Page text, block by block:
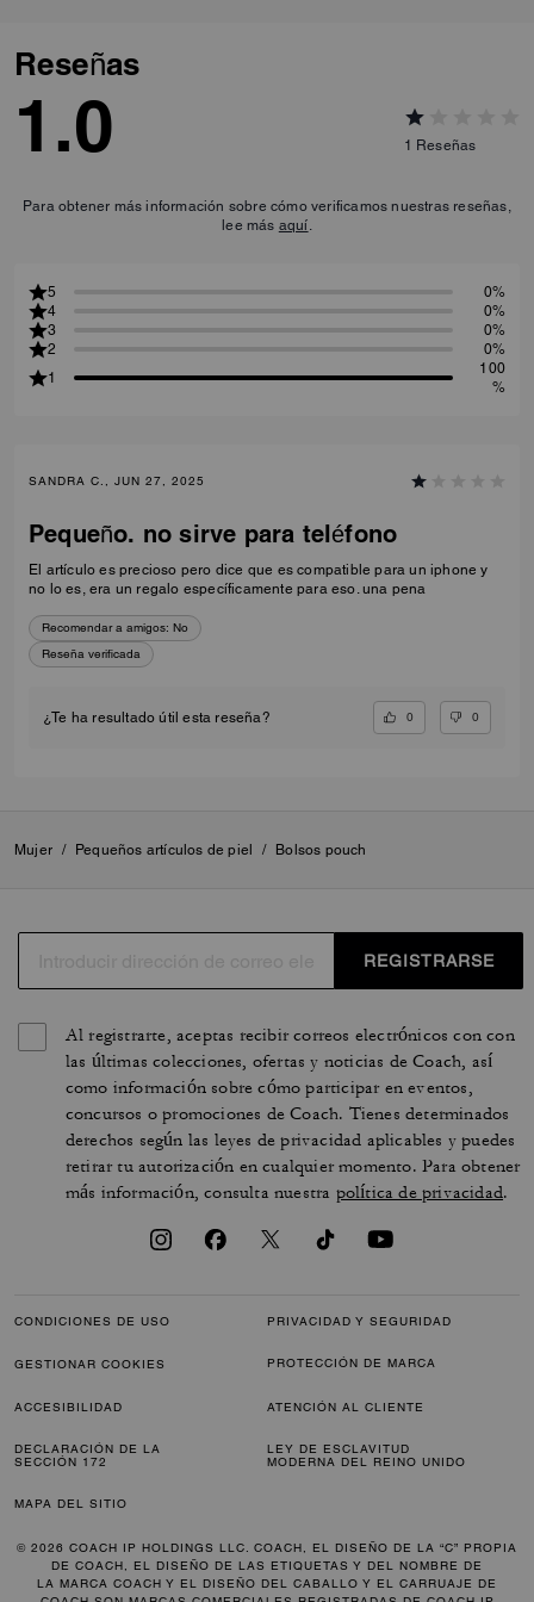
Reseñas
1.0 1 Reseñas
Para obtener más información sobre cómo verificamos nuestras reseñas,
lee más aquí
5
0%
4
0%
3
0%
2
0%
1
100
%
SANDRA C., JUN 27, 2025
Pequeño. no sirve para teléfono
El artículo es precioso pero dice que es compatible para un iphone y
no lo es, era un regalo específicamente para eso. una pena
Recomendar a amigos: No
Reseña verificada
¿Te ha resultado útil esta reseña? 0 0
Mujer / Pequeños artículos de piel / Bolsos pouch
REGISTRARSE
Al registrarte, aceptas recibir correos electrónicos con con
las últimas colecciones, ofertas y noticias de Coach, así
como información sobre cómo participar en eventos,
concursos o promociones de Coach. Tienes determinados
derechos según las leyes de privacidad aplicables y puedes
retirar tu autorización en cualquier momento. Para obtener
más información, consulta nuestra política de privacidad.
CONDICIONES DE USO PRIVACIDAD Y SEGURIDAD
GESTIONAR COOKIES PROTECCIÓN DE MARCA
ACCESIBILIDAD ATENCIÓN AL CLIENTE
DECLARACIÓN DE LA
SECCIÓN 172
LEY DE ESCLAVITUD
MODERNA DEL REINO UNIDO
MAPA DEL SITIO
© 2026 COACH IP HOLDINGS LLC. COACH, EL DISEÑO DE LA “C” PROPIA
DE COACH, EL DISEÑO DE LAS ETIQUETAS Y DEL NOMBRE DE
LA MARCA COACH Y EL DISEÑO DEL CABALLO Y EL CARRUAJE DE